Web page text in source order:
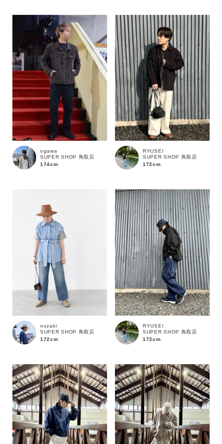
MENS LADIES KIDS
カテゴリ
サイズ
ブランド
ogawa
SUPER SHOP 鳥取店
174cm
RYUSEI
SUPER SHOP 鳥取店
172cm
nozaki
SUPER SHOP 鳥取店
172cm
RYUSEI
SUPER SHOP 鳥取店
172cm